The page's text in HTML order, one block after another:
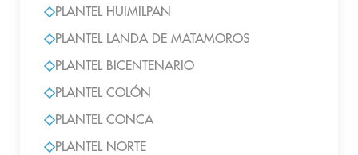
PLANTEL HUIMILPAN
PLANTEL LANDA DE MATAMOROS
PLANTEL BICENTENARIO
PLANTEL COLÓN
PLANTEL CONCA
PLANTEL NORTE